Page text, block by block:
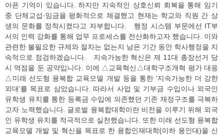
아픈 기억이 있습니다. 하지만 지속적인 상호신뢰 회복을 통해 임기
중 단체교섭·임금을 평화적으로 체결했고 현재는 학교와 직원 간 상
생의 문화를 정착시켰다고 자부합니다. 행정 시스템 부문에선 IT부
서의 인력 강화를 통해 업무 프로세스를 전산화하고자 했습니다. 이와
관련한 불필요한 규제와 절차는 없는지 남은 기간 동안 학사행정을 지
속적으로 점검하겠습니다. 지속가능한 혁신은 제 11대 총장선거 당
시 역점을 둔 공약입니다. 이에 △교육혁신△대학구조개혁 평가 대응
△미래 선도형 융복합 교육모델 개발 등을 통한 ‘지속가능한 더 강한
외대’를 목표로 삼았습니다. 따라서 사업 및 기부금 수입이나 외국인
유학생 유치를 통한 등록금 수입에 의존했던 기존 재정구조를 극복하
고자 노력했습니다. 글로벌 융복합대학이란 비전을 이루기 위해 외국
인 유학생 유치를 적극적으로 실천했습니다. 또한 미래 선도형 융복합
교육모델 개발 및 혁신을 목표로 한 융합인재대학(이하 융인대)을 신